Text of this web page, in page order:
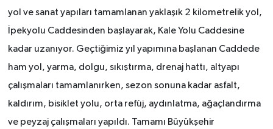
yol ve sanat yapıları tamamlanan yaklaşık 2 kilometrelik yol,
İpekyolu Caddesinden başlayarak, Kale Yolu Caddesine
kadar uzanıyor. Geçtiğimiz yıl yapımına başlanan Caddede
ham yol, yarma, dolgu, sıkıştırma, drenaj hattı, altyapı
çalışmaları tamamlanırken, sezon sonuna kadar asfalt,
kaldırım, bisiklet yolu, orta refüj, aydınlatma, ağaçlandırma
ve peyzaj çalışmaları yapıldı. Tamamı Büyükşehir